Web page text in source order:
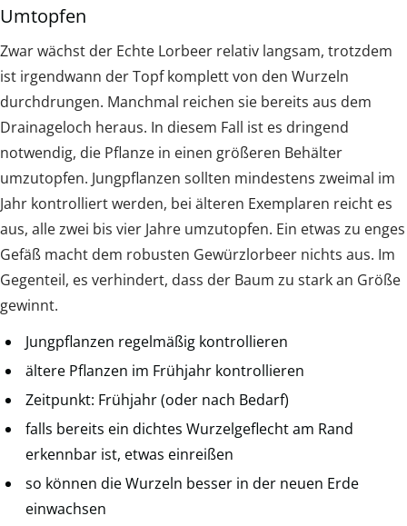
Umtopfen
Zwar wächst der Echte Lorbeer relativ langsam, trotzdem
ist irgendwann der Topf komplett von den Wurzeln
durchdrungen. Manchmal reichen sie bereits aus dem
Drainageloch heraus. In diesem Fall ist es dringend
notwendig, die Pflanze in einen größeren Behälter
umzutopfen. Jungpflanzen sollten mindestens zweimal im
Jahr kontrolliert werden, bei älteren Exemplaren reicht es
aus, alle zwei bis vier Jahre umzutopfen. Ein etwas zu enges
Gefäß macht dem robusten Gewürzlorbeer nichts aus. Im
Gegenteil, es verhindert, dass der Baum zu stark an Größe
gewinnt.
Jungpflanzen regelmäßig kontrollieren
ältere Pflanzen im Frühjahr kontrollieren
Zeitpunkt: Frühjahr (oder nach Bedarf)
falls bereits ein dichtes Wurzelgeflecht am Rand
erkennbar ist, etwas einreißen
so können die Wurzeln besser in der neuen Erde
einwachsen